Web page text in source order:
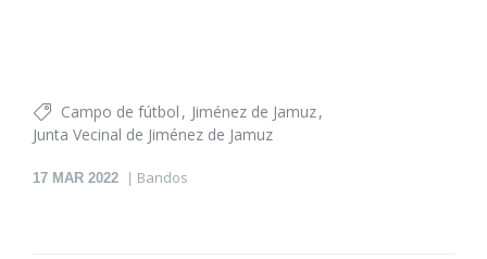
Campo de fútbol
Jiménez de Jamuz
Junta Vecinal de Jiménez de Jamuz
17 MAR 2022 Bandos